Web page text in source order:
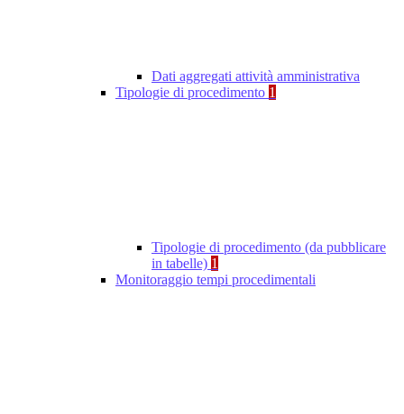
Dati aggregati attività amministrativa
Tipologie di procedimento 1
Tipologie di procedimento (da pubblicare
in tabelle) 1
Monitoraggio tempi procedimentali